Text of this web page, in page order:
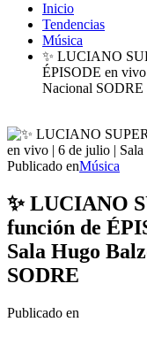
Inicio
Tendencias
Música
✨ LUCIANO
ÉPISODE en
Nacional SODRE
Publicado enMúsica
✨ LUCIANO
función de
Sala Hugo
SODRE
Publicado en